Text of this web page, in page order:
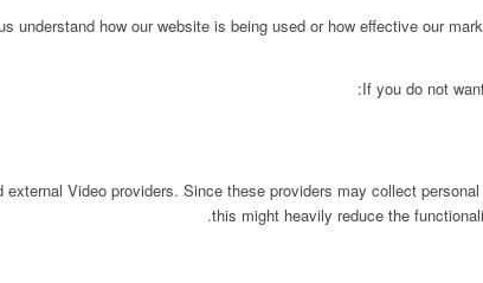
how our website is being used or how effective our
If you do not
Video providers. Since these providers may collect
this might heavily reduce the